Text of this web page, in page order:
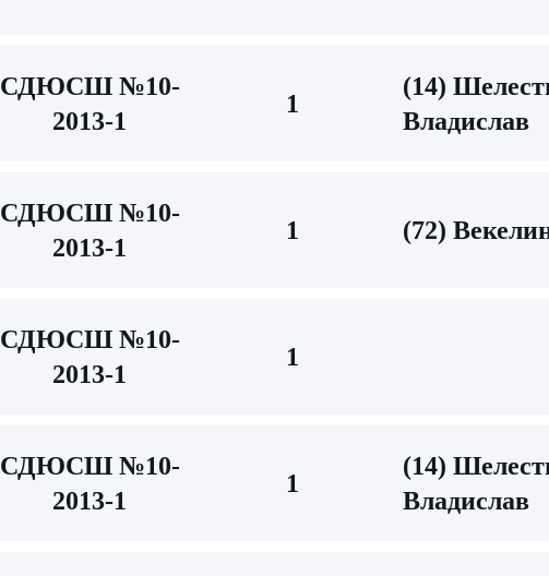
СДЮСШ №10-
2013-1
1
(14)
Владислав
СДЮСШ №10-
2013-1
1 (72)
СДЮСШ №10-
2013-1
1
СДЮСШ №10-
2013-1
1
(14)
Владислав